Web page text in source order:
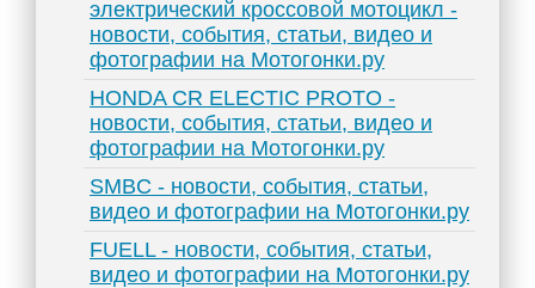
электрический кроссовой мотоцикл -
новости, события, статьи, видео и
фотографии на Мотогонки.ру
HONDA CR ELECTIC PROTO -
новости, события, статьи, видео и
фотографии на Мотогонки.ру
SMBC - новости, события, статьи,
видео и фотографии на Мотогонки.ру
FUELL - новости, события, статьи,
видео и фотографии на Мотогонки.ру